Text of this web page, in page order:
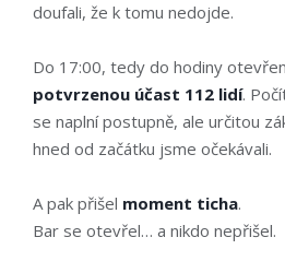
doufali, že k tomu nedojde.
Do 17:00, tedy do hodiny
potvrzenou účast 112 lidí.
se naplní postupně, ale určitou
hned od začátku jsme očekávali.
A pak přišel moment ticha.
Bar se otevřel… a nikdo nepřišel.